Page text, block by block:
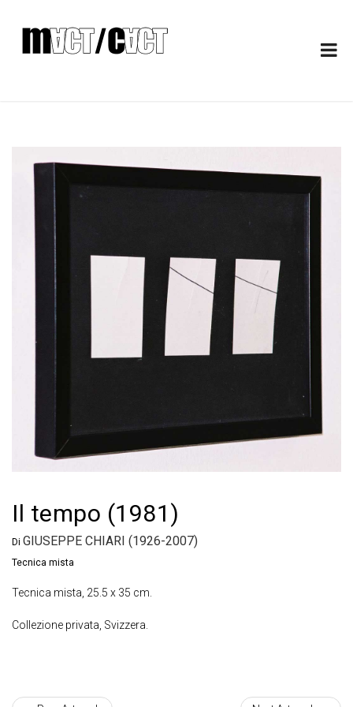
Il tempo (1981)
Di GIUSEPPE CHIARI (1926-2007)
Tecnica mista
Tecnica mista, 25.5 x 35 cm.
Collezione privata, Svizzera.